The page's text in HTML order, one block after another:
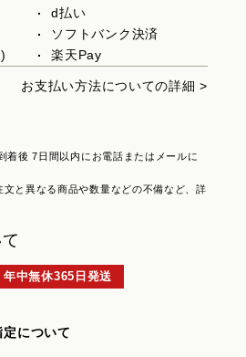
d払い
ソフトバンク決済
楽天Pay
お支払い方法についての詳細 >
着後 7日間以内にお電話またはメールに
と異なる商品や数量などの不備など、詳
年中無休365日発送
について